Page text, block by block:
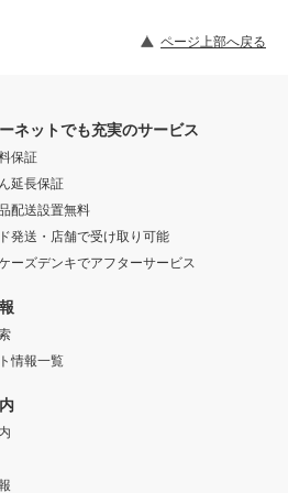
ページ上部へ戻る
ネットでも充実のサービス
保証
延長保証
配送設置無料
発送・店舗で受け取り可能
ーズデンキでアフターサービス
情報一覧